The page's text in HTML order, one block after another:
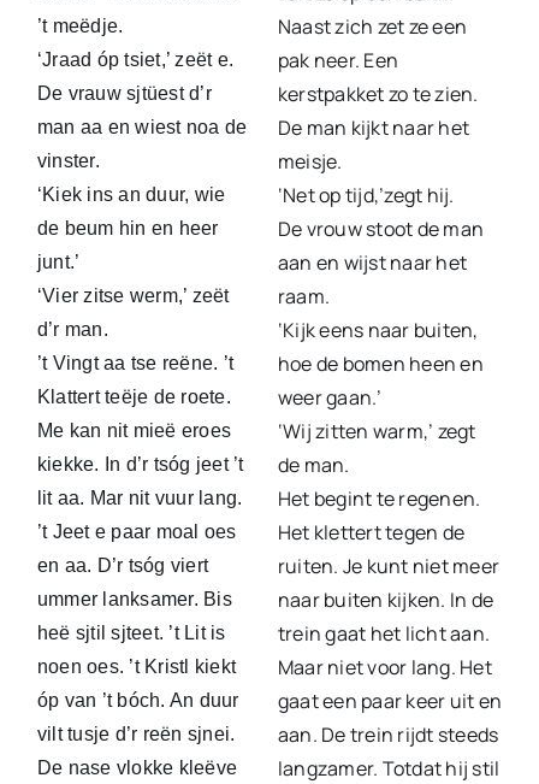
’t meëdje.
‘Jraad óp tsiet,’ zeët e.
De vrauw sjtüest d’r
man aa en wiest noa de
vinster.
‘Kiek ins an duur, wie
de beum hin en heer
junt.’
‘Vier zitse werm,’ zeët
d’r man.
’t Vingt aa tse reëne. ’t
Klattert teëje de roete.
Me kan nit mieë eroes
kiekke. In d’r tsóg jeet ’t
lit aa. Mar nit vuur lang.
’t Jeet e paar moal oes
en aa. D’r tsóg viert
ummer lanksamer. Bis
heë sjtil sjteet. ’t Lit is
noen oes. ’t Kristl kiekt
óp van ’t bóch. An duur
vilt tusje d’r reën sjnei.
De nase vlokke kleëve
Naast zich zet ze een
pak neer. Een
kerstpakket zo te zien.
De man kijkt naar het
meisje.
‘Net op tijd,’zegt hij.
De vrouw stoot de man
aan en wijst naar het
raam.
‘Kijk eens naar buiten,
hoe de bomen heen en
weer gaan.’
‘Wij zitten warm,’ zegt
de man.
Het begint te regenen.
Het klettert tegen de
ruiten. Je kunt niet meer
naar buiten kijken. In de
trein gaat het licht aan.
Maar niet voor lang. Het
gaat een paar keer uit en
aan. De trein rijdt steeds
langzamer. Totdat hij stil